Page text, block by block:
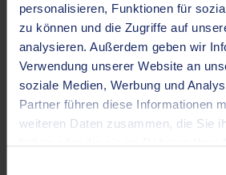
personalisieren, Funktionen für
zu können und die Zugriffe auf
analysieren. Außerdem geben wir
Verwendung unserer Website an
soziale Medien, Werbung und
Partner führen diese Informationen
weiteren Daten zusammen, die Sie